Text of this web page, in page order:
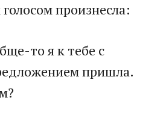
произнесла:
то я к тебе с
пришла.